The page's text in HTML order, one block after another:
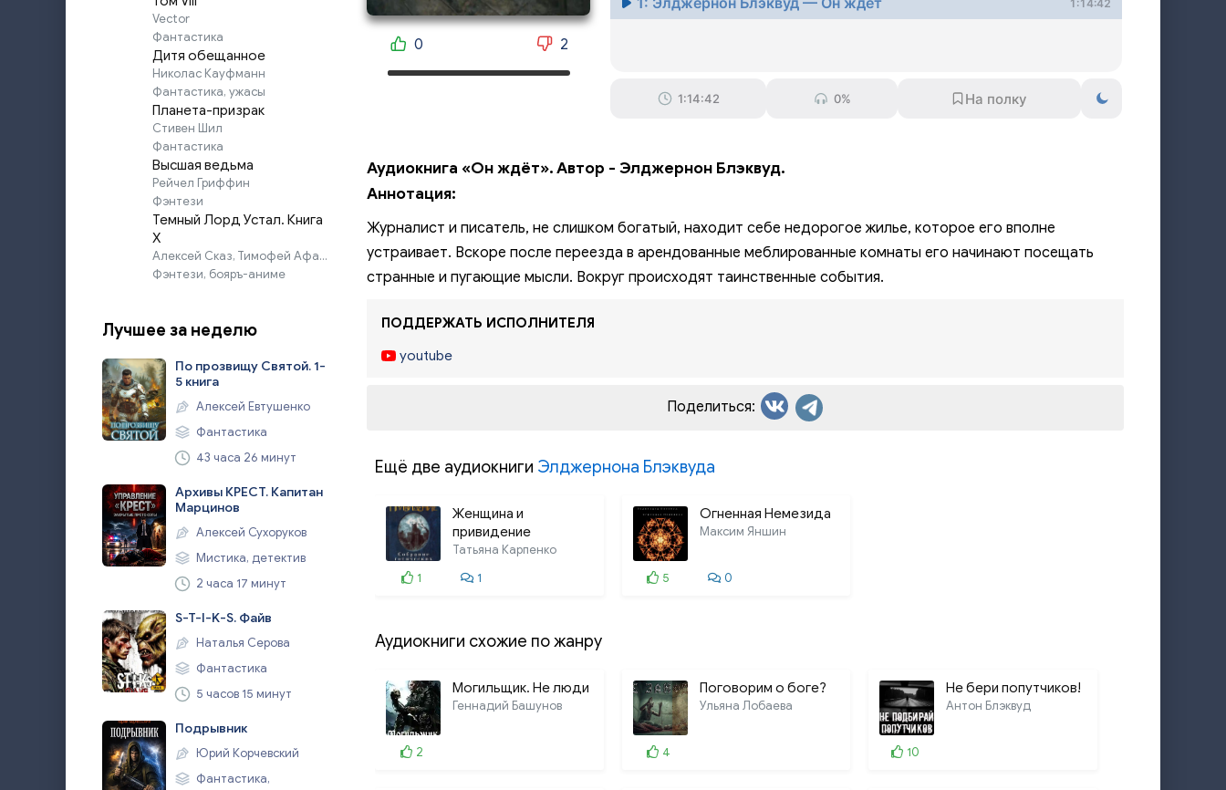
Vector
Фантастика
Дитя обещанное
Николас Кауфманн
Фантастика, ужасы
Планета-призрак
Стивен Шил
Фантастика
Высшая ведьма
Рейчел Гриффин
Фэнтези
Темный Лорд Устал. Книга
X
Алексей Сказ, Тимофей Афаэль
Фэнтези, бояръ-аниме
Лучшее за неделю
По прозвищу Святой. 1-
5 книга
Алексей Евтушенко
Фантастика
43 часа 26 минут
Архивы КРЕСТ. Капитан
Марцинов
Алексей Сухоруков
Мистика, детектив
2 часа 17 минут
S-T-I-K-S. Файв
Наталья Серова
Фантастика
5 часов 15 минут
Подрывник
Юрий Корчевский
Фантастика,
0 2
1:14:42
1:14:42 0%
Аудиокнига «Он ждёт». Автор - Элджернон Блэквуд.
Аннотация:
Журналист и писатель, не слишком богатый, находит себе недорогое жилье, которое его вполне
устраивает. Вскоре после переезда в арендованные меблированные комнаты его начинают посещать
странные и пугающие мысли. Вокруг происходят таинственные события.
ПОДДЕРЖАТЬ ИСПОЛНИТЕЛЯ
youtube
Поделиться:
Ещё две аудиокниги Элджернона Блэквуда
Женщина и
привидение
Татьяна Карпенко
1
1
Огненная Немезида
Максим Яншин
5 0
Аудиокниги схожие по жанру
Могильщик. Не люди
Геннадий Башунов
2
Поговорим о боге?
Ульяна Лобаева
4
Не бери попутчиков!
Антон Блэквуд
10